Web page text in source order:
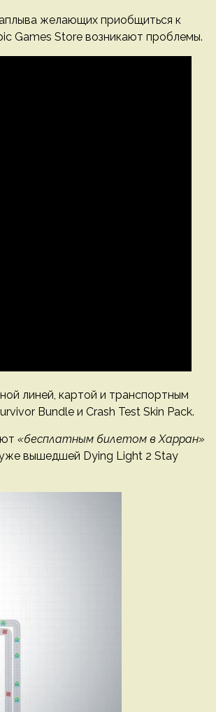
желающих приобщиться к
Games Store возникают проблемы.
линей, картой и транспортным
Bundle и Crash Test Skin Pack.
«бесплатным билетом в Харран»
вышедшей Dying Light 2 Stay